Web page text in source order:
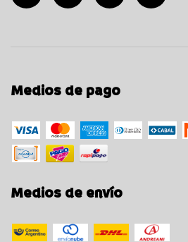
Medios de pago
Medios de envío